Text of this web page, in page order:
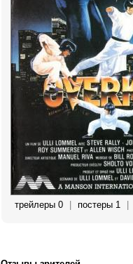
трейлеры 0 постеры 1